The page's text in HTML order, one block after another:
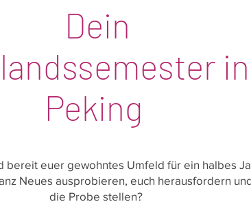
Dein
in
Peking
bereit euer gewohntes Umfeld für ein halbes
Neues ausprobieren, euch herausfordern
die Probe stellen?